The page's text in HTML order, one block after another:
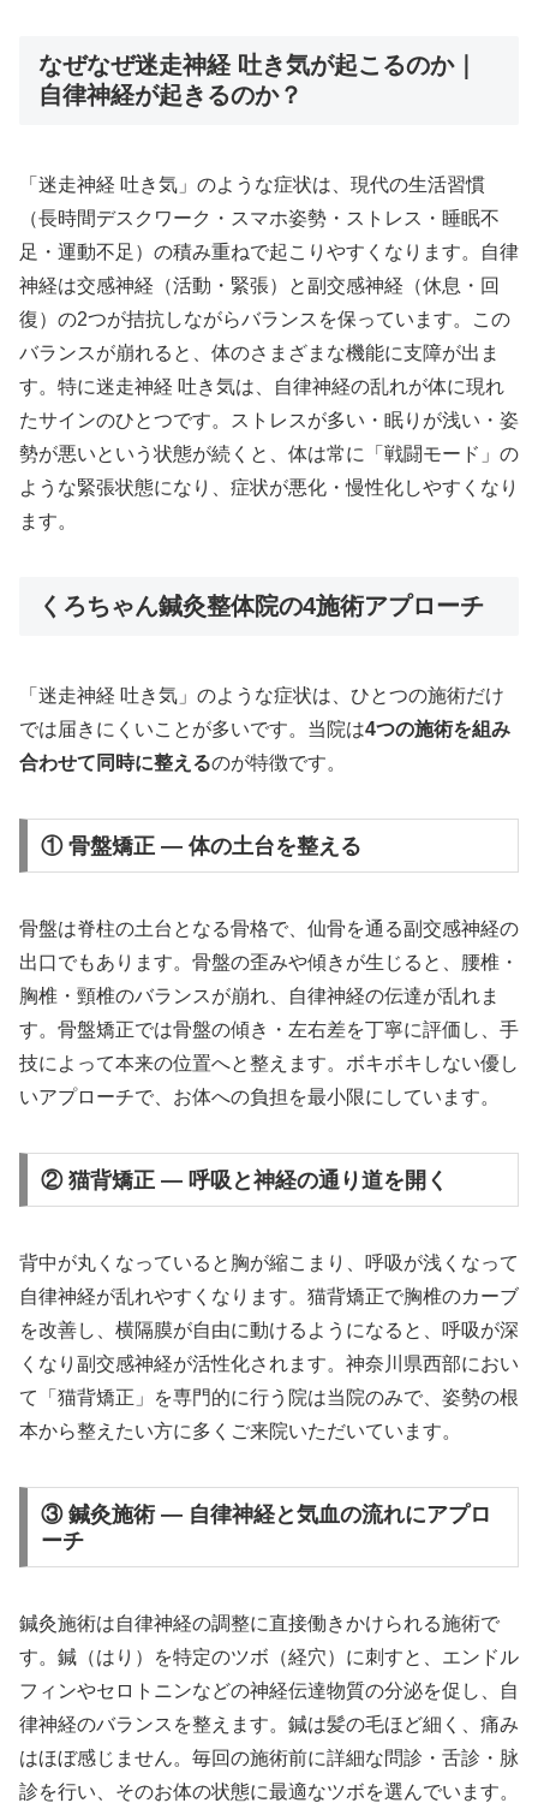
なぜなぜ迷走神経 吐き気が起こるのか｜
自律神経が起きるのか？
「迷走神経 吐き気」のような症状は、現代の生活習慣
（長時間デスクワーク・スマホ姿勢・ストレス・睡眠不
足・運動不足）の積み重ねで起こりやすくなります。自律
神経は交感神経（活動・緊張）と副交感神経（休息・回
復）の2つが拮抗しながらバランスを保っています。この
バランスが崩れると、体のさまざまな機能に支障が出ま
す。特に迷走神経 吐き気は、自律神経の乱れが体に現れ
たサインのひとつです。ストレスが多い・眠りが浅い・姿
勢が悪いという状態が続くと、体は常に「戦闘モード」の
ような緊張状態になり、症状が悪化・慢性化しやすくなり
ます。
くろちゃん鍼灸整体院の4施術アプローチ
「迷走神経 吐き気」のような症状は、ひとつの施術だけ
では届きにくいことが多いです。当院は4つの施術を組み
合わせて同時に整えるのが特徴です。
① 骨盤矯正 — 体の土台を整える
骨盤は脊柱の土台となる骨格で、仙骨を通る副交感神経の
出口でもあります。骨盤の歪みや傾きが生じると、腰椎・
胸椎・頸椎のバランスが崩れ、自律神経の伝達が乱れま
す。骨盤矯正では骨盤の傾き・左右差を丁寧に評価し、手
技によって本来の位置へと整えます。ボキボキしない優し
いアプローチで、お体への負担を最小限にしています。
② 猫背矯正 — 呼吸と神経の通り道を開く
背中が丸くなっていると胸が縮こまり、呼吸が浅くなって
自律神経が乱れやすくなります。猫背矯正で胸椎のカーブ
を改善し、横隔膜が自由に動けるようになると、呼吸が深
くなり副交感神経が活性化されます。神奈川県西部におい
て「猫背矯正」を専門的に行う院は当院のみで、姿勢の根
本から整えたい方に多くご来院いただいています。
③ 鍼灸施術 — 自律神経と気血の流れにアプロ
ーチ
鍼灸施術は自律神経の調整に直接働きかけられる施術で
す。鍼（はり）を特定のツボ（経穴）に刺すと、エンドル
フィンやセロトニンなどの神経伝達物質の分泌を促し、自
律神経のバランスを整えます。鍼は髪の毛ほど細く、痛み
はほぼ感じません。毎回の施術前に詳細な問診・舌診・脉
診を行い、そのお体の状態に最適なツボを選んでいます。